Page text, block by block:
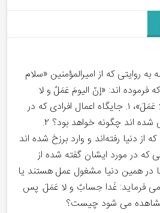
روایتی که از امیرالمؤمنین «سلام
فرموده اند: «إنّ اليومَ عَمَلٌ و لا
حِسابَ، و غَدا حِسابٌ و لا عَمَلَ»، ۱. جایگاه اعمال افرادی که در
همین دنیا تا حدی برزخی شده اند چگونه خواهد بود؟ ۲.
از دنیا رفته‌اند و وارد برزخ شده اند
بزرگانی که در مورد ایشان گفته شده از
در همین دنیا مشغول عمل هستند یا
فرماید: غَدا حِسابٌ و لا عَمَلَ. پس
مشاهده می شود چیست؟